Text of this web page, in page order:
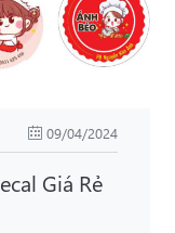
09/04/2024
Giá Rẻ